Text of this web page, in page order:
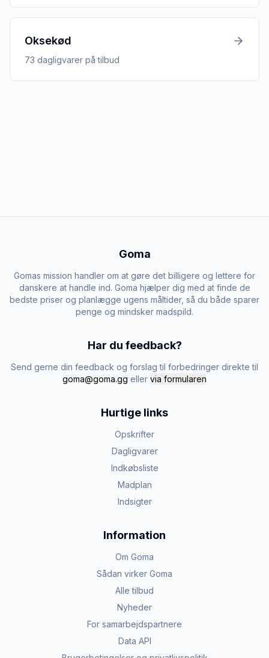
Oksekød
73 dagligvarer på tilbud
Goma
Gomas mission handler om at gøre det billigere og lettere for
danskere at handle ind. Goma hjælper dig med at finde de
bedste priser og planlægge ugens måltider, så du både sparer
penge og mindsker madspild.
Har du feedback?
Send gerne din feedback og forslag til forbedringer direkte til
goma@goma.gg eller via formularen
Hurtige links
Opskrifter
Dagligvarer
Indkøbsliste
Madplan
Indsigter
Information
Om Goma
Sådan virker Goma
Alle tilbud
Nyheder
For samarbejdspartnere
Data API